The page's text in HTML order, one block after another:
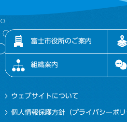
富士市役所のご案内
組織案内
ウェブサイトについて
個人情報保護方針（プライバシーポリ